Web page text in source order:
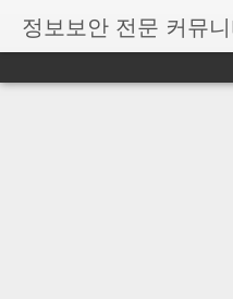
정보보안 전문 커뮤